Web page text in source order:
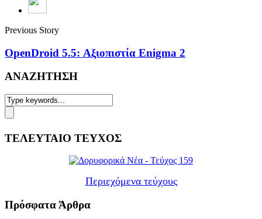
Previous Story
OpenDroid 5.5: Αξιοπιστία Enigma 2
ΑΝΑΖΗΤΗΣΗ
ΤΕΛΕΥΤΑΙΟ ΤΕΥΧΟΣ
Περιεχόμενα τεύχους
Πρόσφατα Άρθρα